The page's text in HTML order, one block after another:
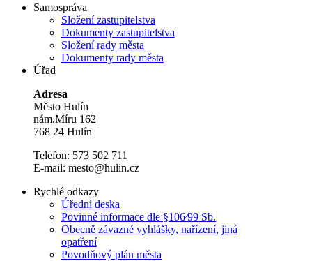
Samospráva
Složení zastupitelstva
Dokumenty zastupitelstva
Složení rady města
Dokumenty rady města
Úřad
Adresa
Město Hulín
nám.Míru 162
768 24 Hulín
Telefon: 573 502 711
E-mail: mesto@hulin.cz
Rychlé odkazy
Úřední deska
Povinné informace dle §106⁄99 Sb.
Obecně závazné vyhlášky, nařízení, jiná
opatření
Povodňový plán města